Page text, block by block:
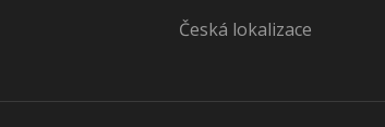
Česká lokalizace